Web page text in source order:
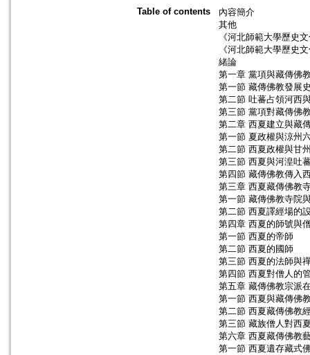
Table of contents
內容簡介
其他
《河北師範大學歷史
《河北師範大學歷史
緒論
第一章 黨項與藏傳佛
第一節 藏傳佛教發展
第二節 吐蕃占領河西
第三節 黨項對藏傳佛
第二章 西夏建立與藏
第一節 夏政權與涼州
第二節 西夏政權與甘
第三節 西夏與河湟吐
第四節 藏傳佛教傳入
第三章 西夏藏傳佛教
第一節 藏傳佛教寺院
第二節 西夏譯經場的
第四章 西夏的師號與
第一節 西夏的帝師
第二節 西夏的國師
第三節 西夏的法師與
第四節 西夏對僧人的
第五章 藏傳佛教宗派
第一節 西夏與藏傳佛
第二節 西夏藏傳佛教
第三節 藏族僧人對西
第六章 西夏藏傳佛教
第一節 西夏遺存藏式